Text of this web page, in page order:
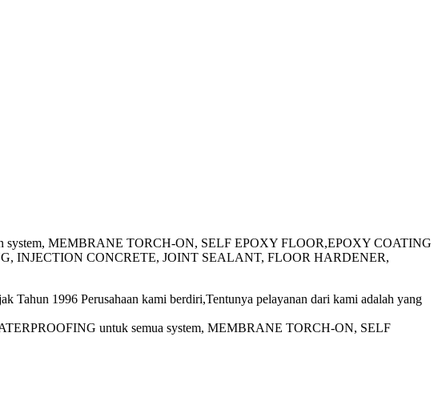
system, MEMBRANE TORCH-ON, SELF EPOXY FLOOR,EPOXY COATING
INJECTION CONCRETE, JOINT SEALANT, FLOOR HARDENER,
1996 Perusahaan kami berdiri,Tentunya pelayanan dari kami adalah yang
untuk semua system, MEMBRANE TORCH-ON, SELF